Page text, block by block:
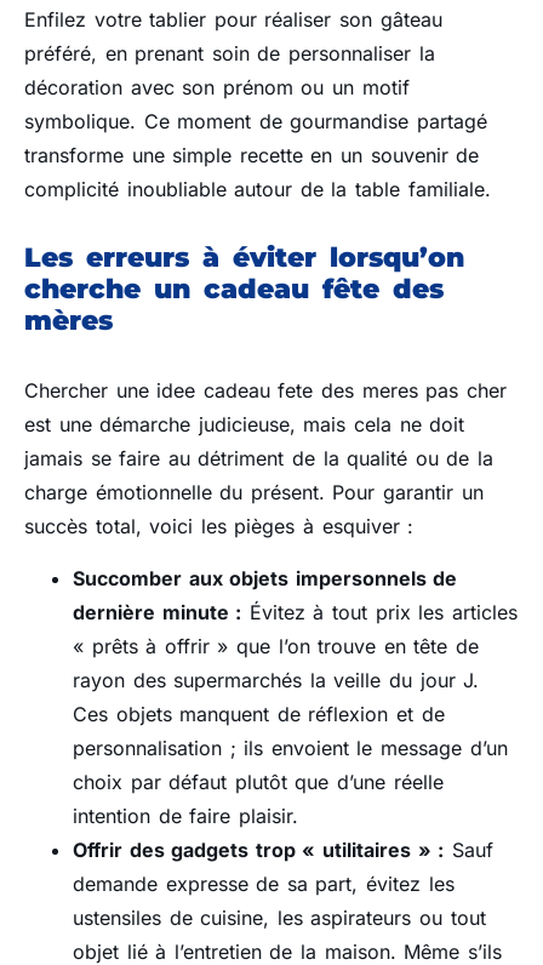
Enfilez votre tablier pour réaliser son gâteau
préféré, en prenant soin de personnaliser la
décoration avec son prénom ou un motif
symbolique. Ce moment de gourmandise partagé
transforme une simple recette en un souvenir de
complicité inoubliable autour de la table familiale.
Les erreurs à éviter lorsqu’on
cherche un cadeau fête des
mères
Chercher une idee cadeau fete des meres pas cher
est une démarche judicieuse, mais cela ne doit
jamais se faire au détriment de la qualité ou de la
charge émotionnelle du présent. Pour garantir un
succès total, voici les pièges à esquiver :
Succomber aux objets impersonnels de
dernière minute : Évitez à tout prix les articles
« prêts à offrir » que l’on trouve en tête de
rayon des supermarchés la veille du jour J.
Ces objets manquent de réflexion et de
personnalisation ; ils envoient le message d’un
choix par défaut plutôt que d’une réelle
intention de faire plaisir.
Offrir des gadgets trop « utilitaires » : Sauf
demande expresse de sa part, évitez les
ustensiles de cuisine, les aspirateurs ou tout
objet lié à l’entretien de la maison. Même s’ils